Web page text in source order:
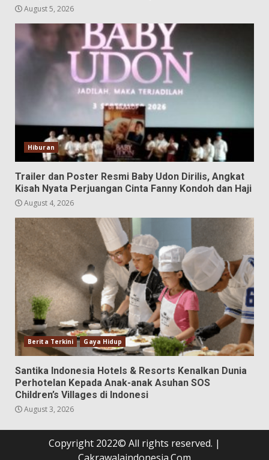
August 5, 2026
Hiburan
Trailer dan Poster Resmi Baby Udon Dirilis, Angkat
Kisah Nyata Perjuangan Cinta Fanny Kondoh dan Haji
August 4, 2026
Berita Terkini Gaya Hidup
Santika Indonesia Hotels & Resorts Kenalkan Dunia
Perhotelan Kepada Anak-anak Asuhan SOS
Children’s Villages di Indonesi
August 3, 2026
Copyright 2022© All rights reserved. |